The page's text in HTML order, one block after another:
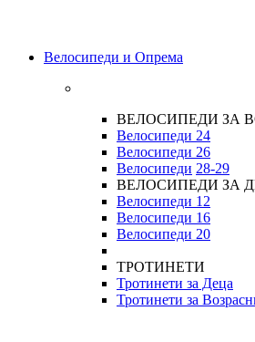
Велосипеди и Опрема
ВЕЛОСИПЕДИ ЗА
Велосипеди 24
Велосипеди 26
Велосипеди 28-29
ВЕЛОСИПЕДИ ЗА
Велосипеди 12
Велосипеди 16
Велосипеди 20
ТРОТИНЕТИ
Тротинети за Деца
Тротинети за